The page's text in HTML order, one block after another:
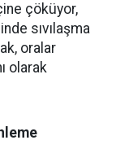
çöküyor,
sıvılaşma
oralar
olarak